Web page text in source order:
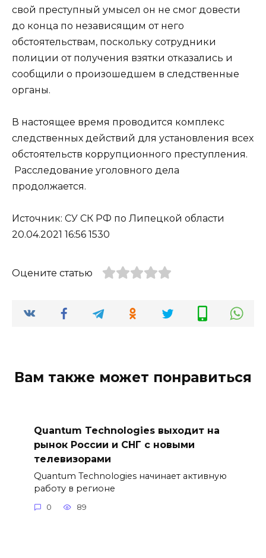
свой преступный умысел он не смог довести
до конца по независящим от него
обстоятельствам, поскольку сотрудники
полиции от получения взятки отказались и
сообщили о произошедшем в следственные
органы.
В настоящее время проводится комплекс
следственных действий для установления всех
обстоятельств коррупционного преступления.
Расследование уголовного дела
продолжается.
Источник: СУ СК РФ по Липецкой области
20.04.2021 16:56 1530
Оцените статью
Вам также может понравиться
Quantum Technologies выходит на
рынок России и СНГ с новыми
телевизорами
Quantum Technologies начинает активную
работу в регионе
0 89